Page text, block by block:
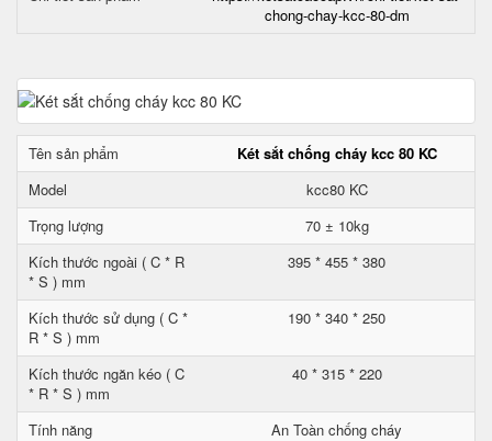
chong-chay-kcc-80-dm
Tên sản phẩm
Két sắt chống cháy kcc 80 KC
Model
kcc80 KC
Trọng lượng
70 ± 10kg
Kích thước ngoài ( C * R
* S ) mm
395 * 455 * 380
Kích thước sử dụng ( C *
R * S ) mm
190 * 340 * 250
Kích thước ngăn kéo ( C
* R * S ) mm
40 * 315 * 220
Tính năng
An Toàn chống cháy